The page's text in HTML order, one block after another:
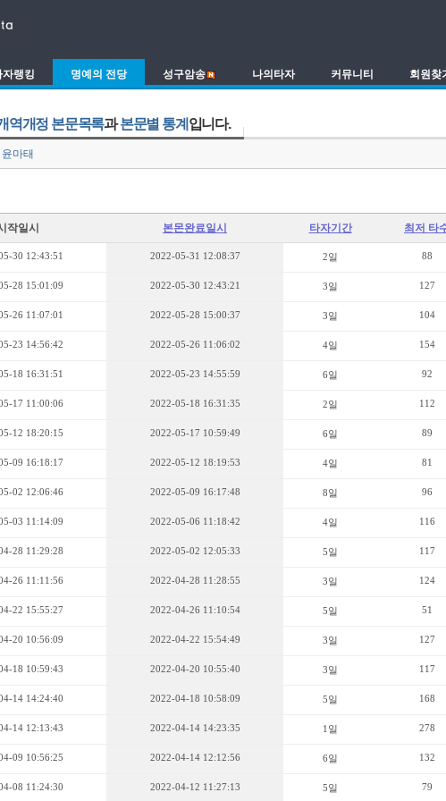
자랭킹 명예의 전당 성구암송 나의타자 커뮤니티 회원찾
역개정 본문목록과본문별 통계 입니다.
윤마태
작일시 본몬완료일시 타자기간 최저 타
30 12:43:51 2022-05-31 12:08:37 2일 88
28 15:01:09 2022-05-30 12:43:21 3일 127
26 11:07:01 2022-05-28 15:00:37 3일 104
23 14:56:42 2022-05-26 11:06:02 4일 154
18 16:31:51 2022-05-23 14:55:59 6일 92
17 11:00:06 2022-05-18 16:31:35 2일 112
12 18:20:15 2022-05-17 10:59:49 6일 89
09 16:18:17 2022-05-12 18:19:53 4일 81
02 12:06:46 2022-05-09 16:17:48 8일 96
03 11:14:09 2022-05-06 11:18:42 4일 116
28 11:29:28 2022-05-02 12:05:33 5일 117
26 11:11:56 2022-04-28 11:28:55 3일 124
22 15:55:27 2022-04-26 11:10:54 5일 51
20 10:56:09 2022-04-22 15:54:49 3일 127
18 10:59:43 2022-04-20 10:55:40 3일 117
14 14:24:40 2022-04-18 10:58:09 5일 168
14 12:13:43 2022-04-14 14:23:35 1일 278
09 10:56:25 2022-04-14 12:12:56 6일 132
08 11:24:30 2022-04-12 11:27:13 5일 79